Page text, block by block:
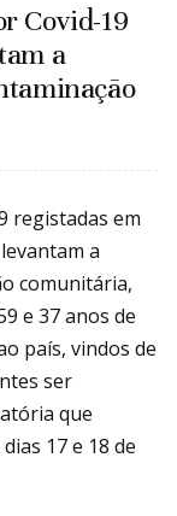
Covid-19
a
registadas em
a
comunitária,
e 37 anos de
país, vindos de
ser
que
17 e 18 de